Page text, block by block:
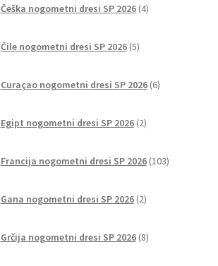
Češka nogometni dresi SP 2026 4izdelki
Čile nogometni dresi SP 2026 5izdelkov
Curaçao nogometni dresi SP 2026 6izdelkov
Egipt nogometni dresi SP 2026 2izdelka
Francija nogometni dresi SP 2026 103izdelki
Gana nogometni dresi SP 2026 2izdelka
Grčija nogometni dresi SP 2026 8izdelkov